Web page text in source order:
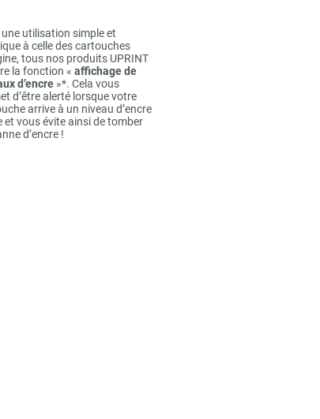
utilisation simple et
à celle des cartouches
tous nos produits UPRINT
la fonction « affichage de
d’encre »*. Cela vous
d’être alerté lorsque votre
arrive à un niveau d’encre
et vous évite ainsi de tomber
d’encre !